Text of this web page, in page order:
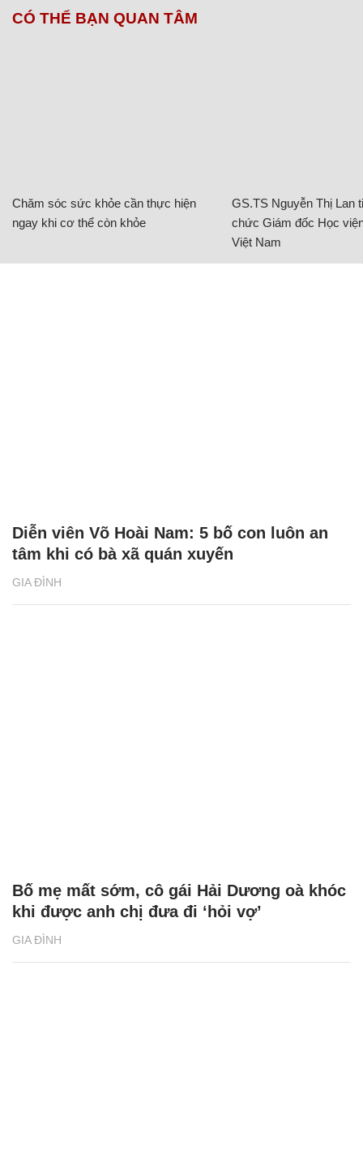
CÓ THỂ BẠN QUAN TÂM
Chăm sóc sức khỏe cần thực hiện
ngay khi cơ thể còn khỏe
GS.TS Nguyễn Thị Lan
chức Giám đốc Học
Việt Nam
GIA ĐÌNH
Diễn viên Võ Hoài Nam: 5 bố con luôn an
tâm khi có bà xã quán xuyến
GIA ĐÌNH
Bố mẹ mất sớm, cô gái Hải Dương oà khóc
khi được anh chị đưa đi ‘hỏi vợ’